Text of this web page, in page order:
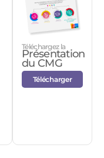
Téléchargez la
Présentation
du CMG
Télécharger